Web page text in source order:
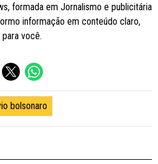
formada em Jornalismo e publicitária
informação em conteúdo claro,
você.
bolsonaro